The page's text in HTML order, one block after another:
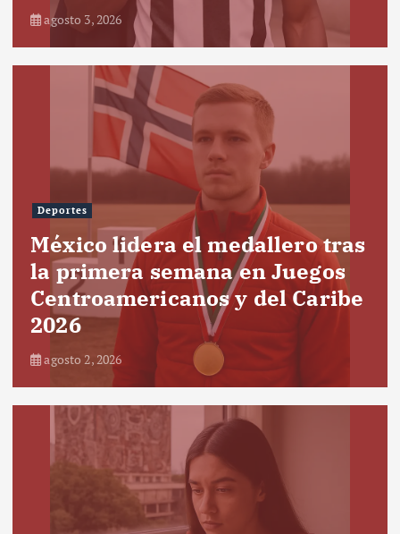
agosto 3, 2026
Deportes
México lidera el medallero tras
la primera semana en Juegos
Centroamericanos y del Caribe
2026
agosto 2, 2026